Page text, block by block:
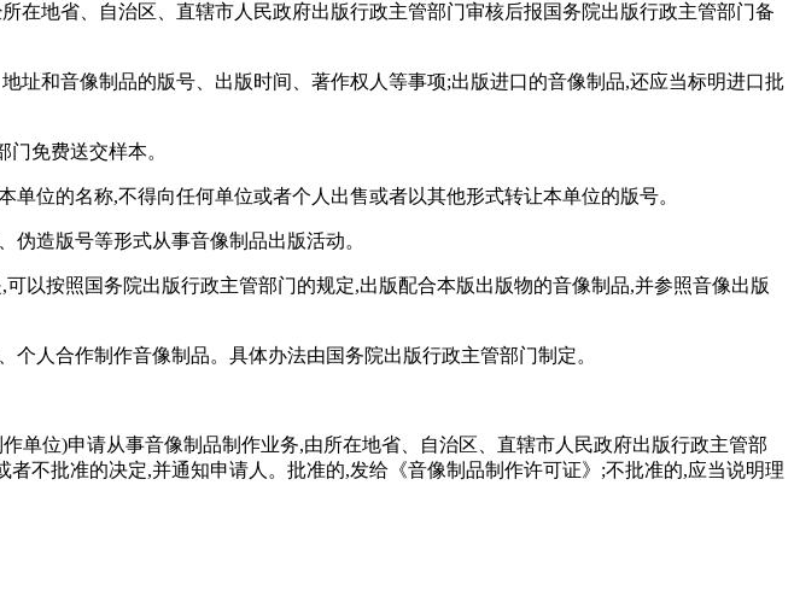
地省、自治区、直辖市人民政府出版行政主管部门审核后报国务院出版行政主管部门备
和音像制品的版号、出版时间、著作权人等事项;出版进口的音像制品,还应当标明进口批
免费送交样本。
位的名称,不得向任何单位或者个人出售或者以其他形式转让本单位的版号。
造版号等形式从事音像制品出版活动。
以按照国务院出版行政主管部门的规定,出版配合本版出版物的音像制品,并参照音像出版
人合作制作音像制品。具体办法由国务院出版行政主管部门制定。
单位)申请从事音像制品制作业务,由所在地省、自治区、直辖市人民政府出版行政主管部
不批准的决定,并通知申请人。批准的,发给《音像制品制作许可证》;不批准的,应当说明理